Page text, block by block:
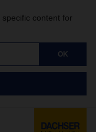
content for
OK